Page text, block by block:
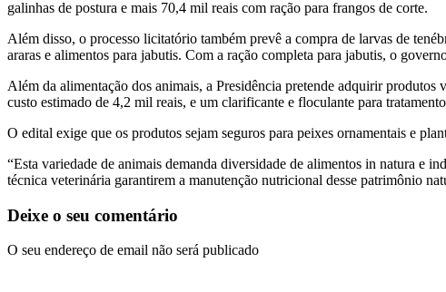
galinhas de postura e mais 70,4 mil reais com ração para frangos de corte.
Além disso, o processo licitatório também prevê a compra de larvas de
araras e alimentos para jabutis. Com a ração completa para jabutis, o
Além da alimentação dos animais, a Presidência pretende adquirir
custo estimado de 4,2 mil reais, e um clarificante e floculante para
O edital exige que os produtos sejam seguros para peixes ornamentais e
“Esta variedade de animais demanda diversidade de alimentos in natura e
técnica veterinária garantirem a manutenção nutricional desse patrimônio
Deixe o seu comentário
O seu endereço de email não será publicado